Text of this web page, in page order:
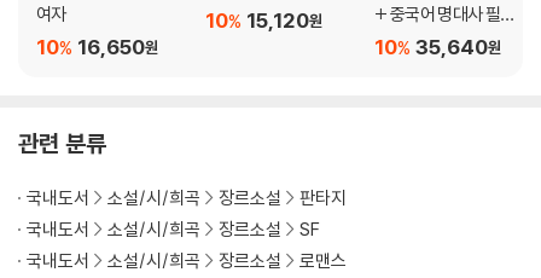
여자
16,650원
10%
15,120원
10%
+ 중국어 명대사 필사
집 세트35,640원
10%
관련 분류
국내도서 소설/시/희곡 장르소설
판타지
국내도서
소설/시/희곡 장르소설
SF
국내도서
소설/시/희곡 장르소설
로맨스